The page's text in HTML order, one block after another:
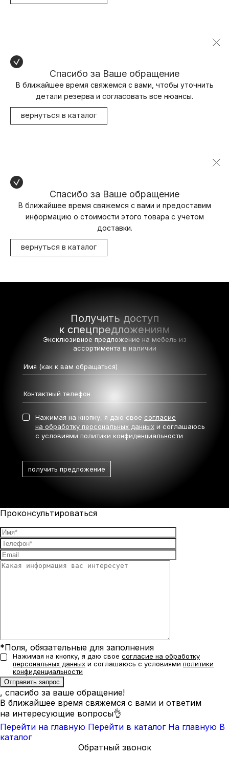
Спасибо за Ваше обращение
В ближайшее время свяжемся с вами, чтобы уточнить
детали резерва и согласовать все нюансы.
вернуться в каталог
Спасибо за Ваше обращение
В ближайшее время свяжемся с вами и предоставим
информацию о стоимости этого товара с учетом
доставки.
вернуться в каталог
Получить доступ
к спецпредложениям
Эксклюзивное предложение на мебель из
ассортимента в наличии
Нажимая на кнопку, я даю свое согласие
на обработку персональных данных и соглашаюсь
с условиями политики конфиденциальности
Проконсультироваться
*Поля, обязательные для заполнения
Нажимая на кнопку, я даю свое согласие на обработку
персональных данных и соглашаюсь с условиями политики
конфиденциальности
, спасибо за ваше обращение!
В ближайшее время свяжемся с вами и ответим
на интересующие вопросы👌
Перейти на главную Перейти в каталог На главную В
каталог
Обратный звонок